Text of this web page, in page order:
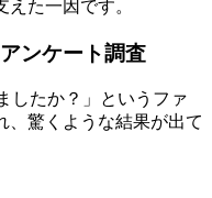
た一因です。
ンケート調査
したか？」というファ
、驚くような結果が出て